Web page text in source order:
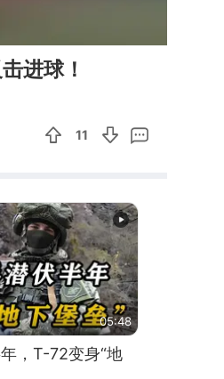
进球！
11
05:48
，T-72变身“地